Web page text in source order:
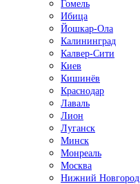
Гомель
Ибица
Йошкар-Ола
Калининград
Калвер-Сити
Киев
Кишинёв
Краснодар
Лаваль
Лион
Луганск
Минск
Монреаль
Москва
Нижний Новгород